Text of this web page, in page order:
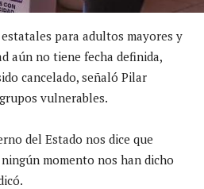
para adultos mayores y
aún no tiene fecha definida,
cancelado, señaló Pilar
vulnerables.
del Estado nos dice que
momento nos han dicho